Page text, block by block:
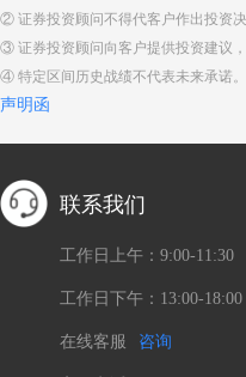
② 证券投资顾问不得代客户作出投资决
③ 证券投资顾问向客户提供投资建议
④ 特定区间历史战绩不代表未来承诺
声明函
联系我们
工作日上午：9:00-11:30
工作日下午：13:00-18:00
在线客服 咨询